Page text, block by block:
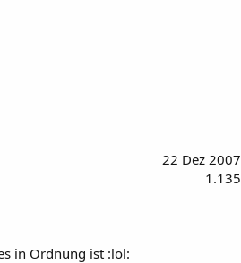
22 Dez 2007
1.135
in Ordnung ist :lol: